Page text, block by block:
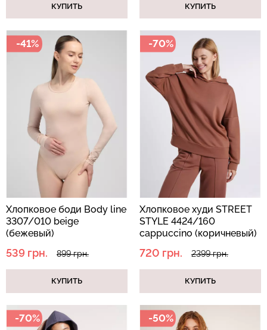
КУПИТЬ КУПИТЬ
-41%
Хлопковое боди Body line
3307/010 beige
(бежевый)
539 грн. 899 грн.
КУПИТЬ
-70%
Хлопковое худи STREET
STYLE 4424/160
cappuccino (коричневый)
720 грн. 2399 грн.
КУПИТЬ
-70% -50%
Топ на бретелях в рубчик
CAMI TOP RIB white
(белый) Giulia
299 грн.499 грн.
Бесшовный топ с легкой
коррекцией BRA
SHAPEWEAR black
(черный) Giulia
489 грн.699 грн.